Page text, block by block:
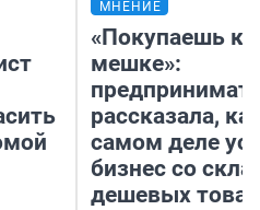
МНЕНИЕ
«Покупаешь
мешке»:
рассказала,
самом деле
бизнес со
дешевых